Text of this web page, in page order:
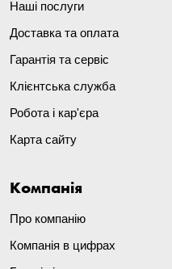
Наші послуги
Доставка та оплата
Гарантія та сервіс
Клієнтська служба
Робота і кар'єра
Карта сайту
Компанія
Про компанію
Компанія в цифрах